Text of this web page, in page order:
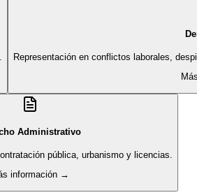
Representación en conflictos laborales,
Administrativo
pública, urbanismo y licencias.
información →